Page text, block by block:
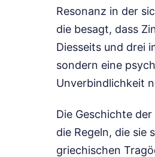
Resonanz in der
die besagt, dass
Diesseits und drei
sondern eine
Unverbindlichkeit
Die Geschichte
die Regeln, die sie
griechischen